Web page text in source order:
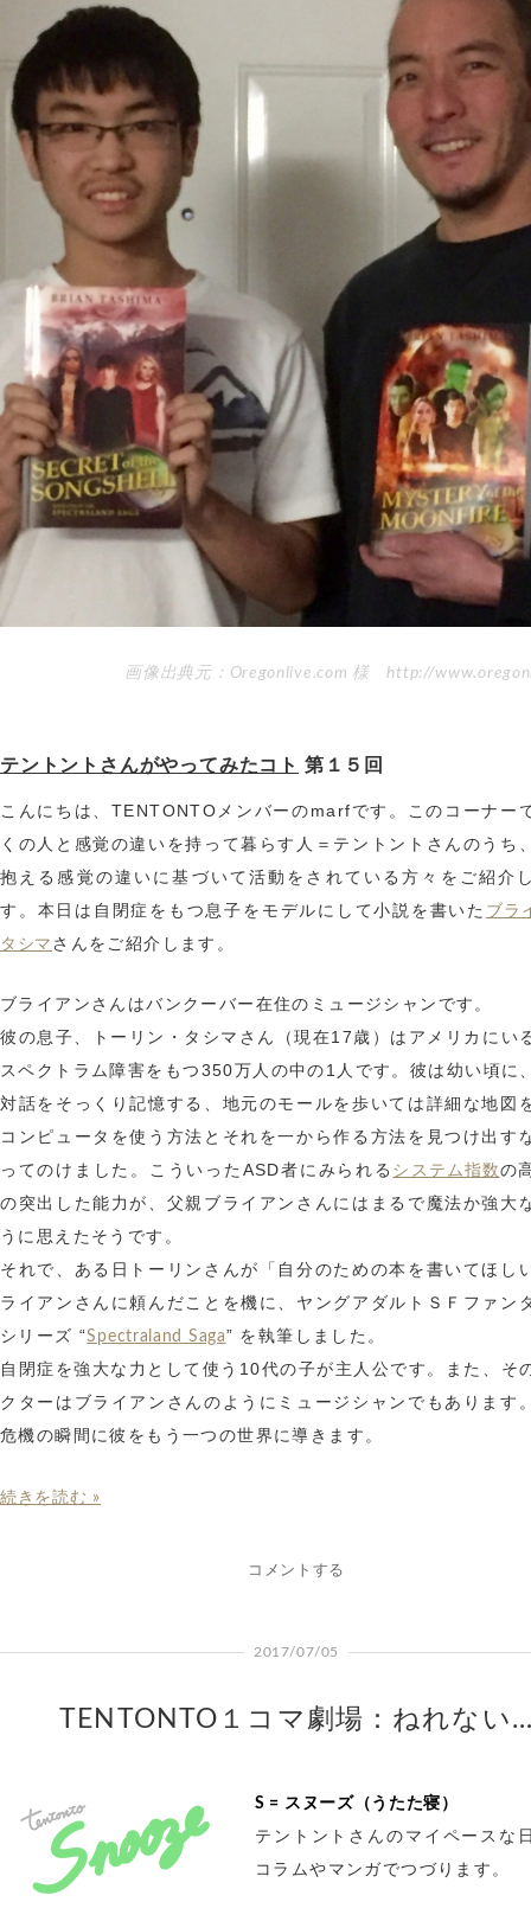
画像出典元：Oregonlive.com 様 http://
テントントさんがやってみたコト 第１５回
こんにちは、TENTONTOメンバーのmarfです。このコーナー
くの人と感覚の違いを持って暮らす人＝テントントさんのうち
抱える感覚の違いに基づいて活動をされている方々をご紹介
す。本日は自閉症をもつ息子をモデルにして小説を書いた ブラ
タシマ さんをご紹介します。
ブライアンさんはバンクーバー在住のミュージシャンです。
彼の息子、トーリン・タシマさん（現在17歳）はアメリカにい
スペクトラム障害をもつ350万人の中の1人です。彼は幼い頃に
対話をそっくり記憶する、地元のモールを歩いては詳細な地図
コンピュータを使う方法とそれを一から作る方法を見つけ出す
ってのけました。こういったASD者にみられる システム指数の
の突出した能力が、父親ブライアンさんにはまるで魔法か強大
うに思えたそうです。
それで、ある日トーリンさんが「自分のための本を書いてほし
ライアンさんに頼んだことを機に、ヤングアダルトＳＦファン
シリーズ “Spectraland Saga” を執筆しました。
自閉症を強大な力として使う10代の子が主人公です。また、そ
クターはブライアンさんのようにミュージシャンでもあります
危機の瞬間に彼をもう一つの世界に導きます。
続きを読む »
コメントする
2017/07/05
TENTONTO１コマ劇場：ねれない
S = スヌーズ（うたた寝）
テントントさんのマイペースな
コラムやマンガでつづります。